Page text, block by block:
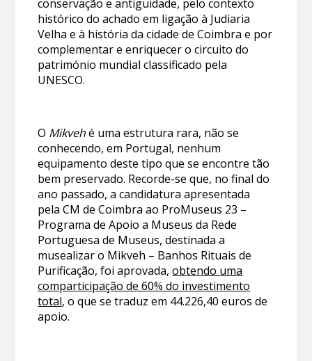
conservação e antiguidade, pelo contexto
histórico do achado em ligação à Judiaria
Velha e à história da cidade de Coimbra e por
complementar e enriquecer o circuito do
património mundial classificado pela
UNESCO.
O Mikvehé uma estrutura rara, não se
conhecendo, em Portugal, nenhum
equipamento deste tipo que se encontre tão
bem preservado. Recorde-se que, no final do
ano passado, a candidatura apresentada
pela CM de Coimbra ao ProMuseus 23 –
Programa de Apoio a Museus da Rede
Portuguesa de Museus, destinada a
musealizar o Mikveh – Banhos Rituais de
Purificação, foi aprovada,obtendo uma
comparticipação de 60% do investimento
total, o que se traduz em 44.226,40 euros de
apoio.